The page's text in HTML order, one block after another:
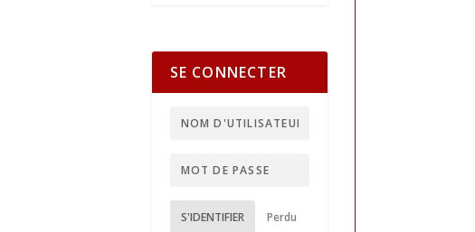
SE CONNECTER
S'IDENTIFIER
Perdu